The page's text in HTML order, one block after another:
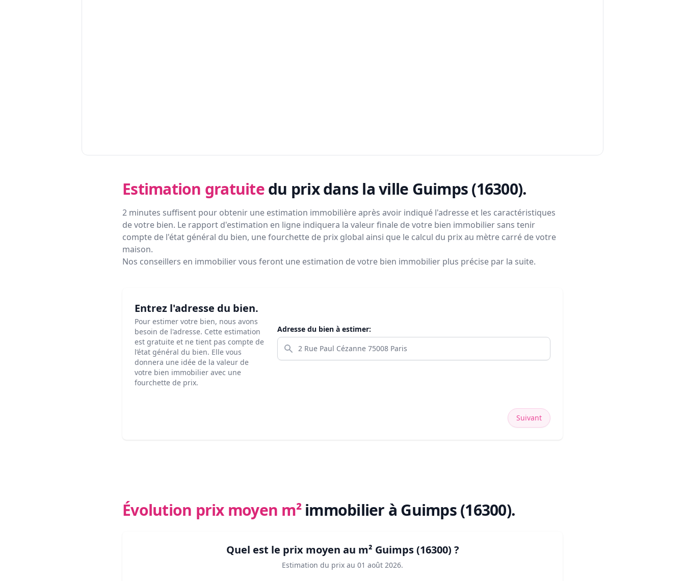
Estimation gratuite du prixdans la ville Guimps (16300).
2 minutes suffisent pour obtenir une estimation immobilière après avoir indiqué l'adresse et les caractéristiques
de votre bien. Le rapport d'estimation en ligne indiquera la valeur finale de votre bien immobilier sans tenir
compte de l'état général du bien, une fourchette de prix global ainsi que le calcul du prix au mètre carré de votre
maison.
Nos conseillers en immobilier vous feront une estimation de votre bien immobilier plus précise par la suite.
Entrez l'adresse du bien.
Pour estimer votre bien, nous avons
besoin de l'adresse. Cette estimation
est gratuite et ne tient pas compte de
l’état général du bien. Elle vous
donnera une idée de la valeur de
votre bien immobilier avec une
fourchette de prix.
Adresse du bien à estimer:
Suivant
Évolution prix moyen m² immobilier à Guimps (16300).
Quel est le prix moyen au m² Guimps (16300) ?
Estimation du prix au 01 août 2026.